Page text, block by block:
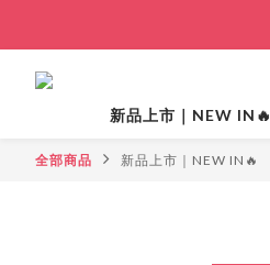
新品上市｜NEW IN🔥
全部商品 新品上市｜NEW IN🔥